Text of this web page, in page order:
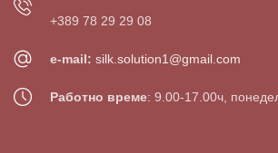
+389 78 29 29 08
e-mail: silk.solution1@gmail.com
Работно време: 9.00-17.00ч,